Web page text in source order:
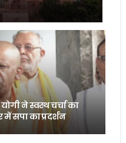
ने स्वस्थ चर्चा का
सपा का प्रदर्शन